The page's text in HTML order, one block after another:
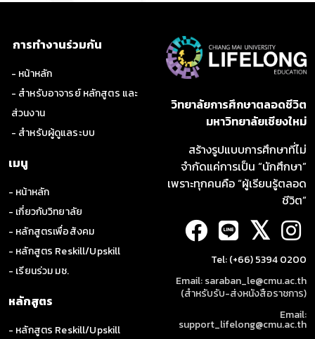
การทำงานร่วมกัน
- หน้าหลัก
- สำหรับอาจารย์ หลักสูตร และ
ส่วนงาน
- สำหรับผู้ดูแลระบบ
เมนู
- หน้าหลัก
- เกี่ยวกับวิทยาลัย
- หลักสูตรเพื่อสังคม
- หลักสูตร Reskill/Upskill
- เรียนร่วม มช.
หลักสูตร
- หลักสูตร Reskill/Upskill
วิทยาลัยการศึกษาตลอดชีวิต
มหาวิทยาลัยเชียงใหม่
สร้างรูปแบบการศึกษาที่ไม่
จำกัดแค่การเป็น “นักศึกษา”
เพราะทุกคนคือ “ผู้เรียนรู้ตลอด
ชีวิต”
𝕏
Tel: (+66) 5394 0200
Email: saraban_le@cmu.ac.th
(สำหรับรับ-ส่งหนังสือราชการ)
Email:
support_lifelong@cmu.ac.th